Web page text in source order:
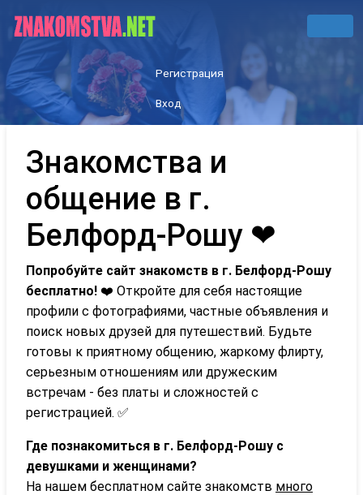
Регистрация
Вход
Знакомства и
общение в г.
Белфорд-Рошу ❤
Попробуйте сайт знакомств в г. Белфорд-Рошу
бесплатно! ❤️ Откройте для себя настоящие
профили с фотографиями, частные объявления и
поиск новых друзей для путешествий. Будьте
готовы к приятному общению, жаркому флирту,
серьезным отношениям или дружеским
встречам - без платы и сложностей с
регистрацией. ✅
Где познакомиться в г. Белфорд-Рошу с
девушками и женщинами?
На нашем бесплатном сайте знакомств много